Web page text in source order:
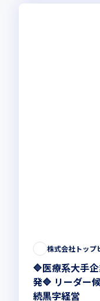
株式会社トップ
🔷医療系大手
発🔷 リーダー
続黒字経営